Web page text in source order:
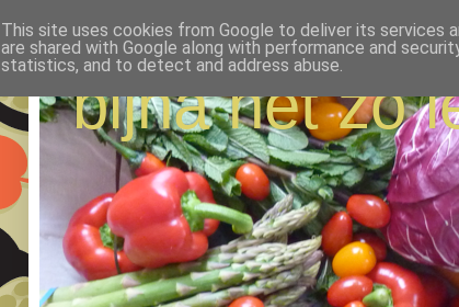
bijna net zo
This site uses cookies from Google to deliver its services
are shared with Google along with performance and
statistics, and to detect and address abuse.